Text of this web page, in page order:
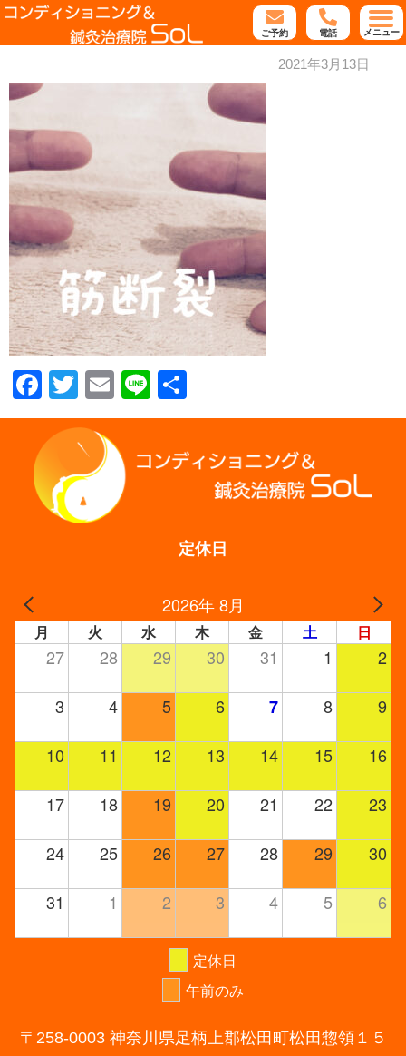
ご予約 電話 メニュー
2021年3月13日
Facebook
Twitter
EmailLine
有
定休日
2026年 8月
月 火 水 木 金 土 日
27 28 29 30 31 1 2
3 4 5 6 7 8 9
10 11 12 13 14 15 16
17 18 19 20 21 22 23
24 25 26 27 28 29 30
31 1 2 3 4 5 6
定休日
午前のみ
〒258-0003 神奈川県足柄上郡松田町松田惣領１５